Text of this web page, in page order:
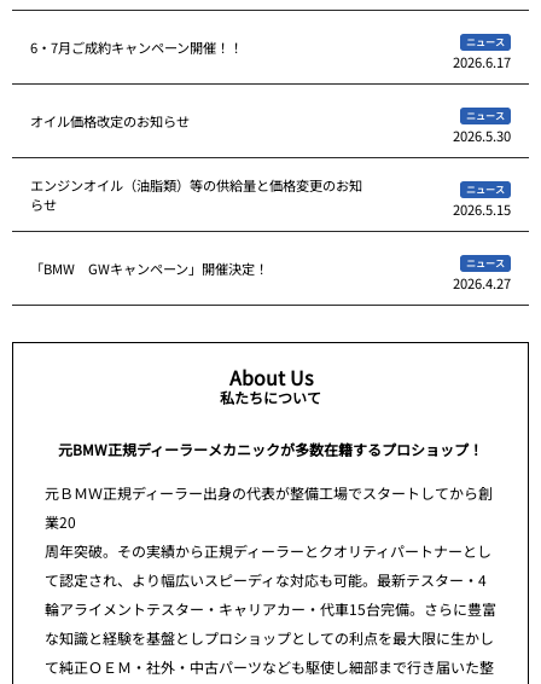
6・7月ご成約キャンペーン開催！！ ニュース
2026.6.17
オイル価格改定のお知らせ ニュース
2026.5.30
エンジンオイル（油脂類）等の供給量と価格変更のお知
らせ
ニュース
2026.5.15
「BMW GWキャンペーン」開催決定！ ニュース
2026.4.27
About Us
私たちについて
元BMW正規ディーラーメカニックが多数在籍するプロショップ！
元ＢＭＷ正規ディーラー出身の代表が整備工場でスタートしてから創
業20
周年突破。その実績から正規ディーラーとクオリティパートナーとし
て認定され、より幅広いスピーディな対応も可能。最新テスター・4
輪アライメントテスター・キャリアカー・代車15台完備。さらに豊富
な知識と経験を基盤としプロショップとしての利点を最大限に生かし
て純正ＯＥＭ・社外・中古パーツなども駆使し細部まで行き届いた整